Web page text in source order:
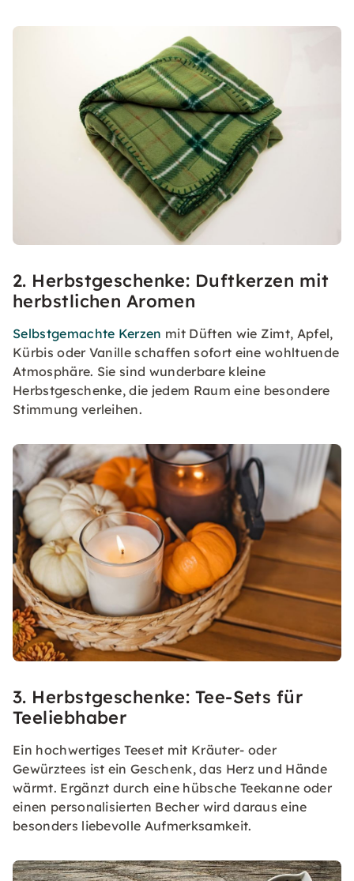
2. Herbstgeschenke: Duftkerzen mit
herbstlichen Aromen
Selbstgemachte Kerzen mit Düften wie Zimt, Apfel,
Kürbis oder Vanille schaffen sofort eine wohltuende
Atmosphäre. Sie sind wunderbare kleine
Herbstgeschenke, die jedem Raum eine besondere
Stimmung verleihen.
3. Herbstgeschenke: Tee-Sets für
Teeliebhaber
Ein hochwertiges Teeset mit Kräuter- oder
Gewürztees ist ein Geschenk, das Herz und Hände
wärmt. Ergänzt durch eine hübsche Teekanne oder
einen personalisierten Becher wird daraus eine
besonders liebevolle Aufmerksamkeit.